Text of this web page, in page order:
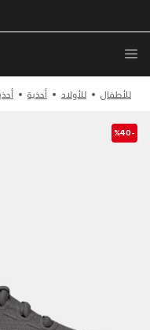
للأطفال للأولاد أحذية
-%40